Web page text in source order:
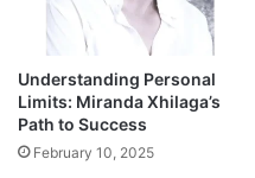
Understanding Personal
Limits: Miranda Xhilaga’s
Path to Success
February 10, 2025